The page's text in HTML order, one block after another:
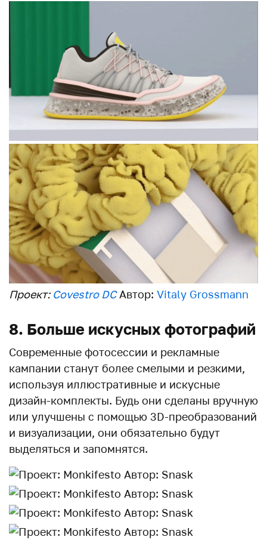
Проект: Covestro DCАвтор: Vitaly Grossmann
8. Больше искусных фотографий
Современные фотосессии и рекламные
кампании станут более смелыми и резкими,
используя иллюстративные и искусные
дизайн-комплекты. Будь они сделаны вручную
или улучшены с помощью 3D-преобразований
и визуализации, они обязательно будут
выделяться и запомнятся.